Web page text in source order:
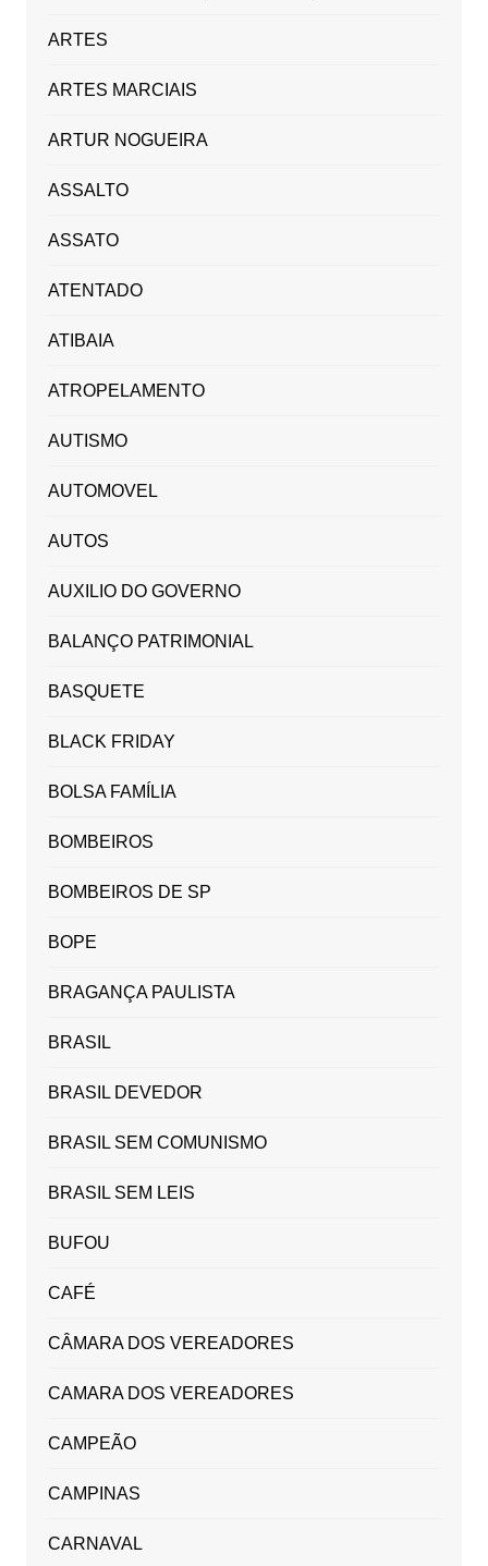
ARTES
ARTES MARCIAIS
ARTUR NOGUEIRA
ASSALTO
ASSATO
ATENTADO
ATIBAIA
ATROPELAMENTO
AUTISMO
AUTOMOVEL
AUTOS
AUXILIO DO GOVERNO
BALANÇO PATRIMONIAL
BASQUETE
BLACK FRIDAY
BOLSA FAMÍLIA
BOMBEIROS
BOMBEIROS DE SP
BOPE
BRAGANÇA PAULISTA
BRASIL
BRASIL DEVEDOR
BRASIL SEM COMUNISMO
BRASIL SEM LEIS
BUFOU
CAFÉ
CÂMARA DOS VEREADORES
CAMARA DOS VEREADORES
CAMPEÃO
CAMPINAS
CARNAVAL